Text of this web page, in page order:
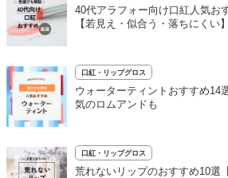
40代アラフォー向け口紅人気お
【若見え・似合う・落ちにくい】
口紅・リップグロス
ウォーターティントおすすめ14
気のロムアンドも
口紅・リップグロス
荒れないリップのおすすめ10選